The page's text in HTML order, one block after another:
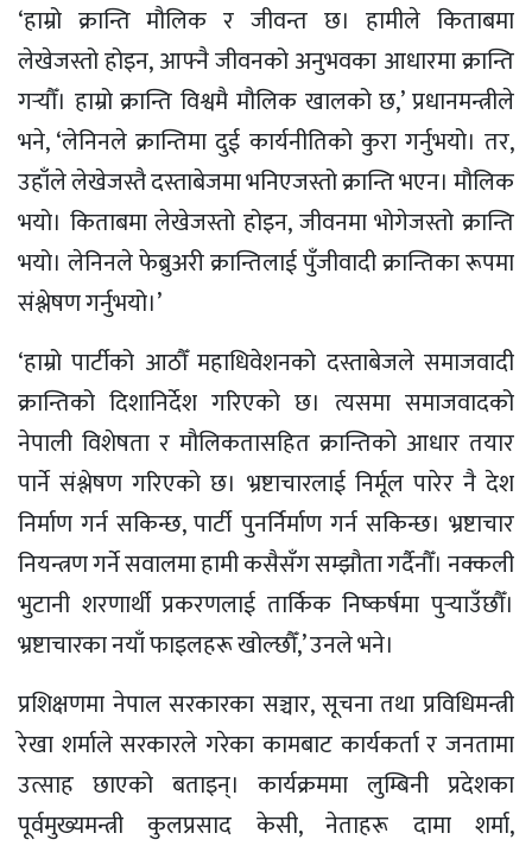
‘हाम्रो क्रान्ति मौलिक र जीवन्त छ। हामीले किताबमा
लेखेजस्तो होइन, आफ्नै जीवनको अनुभवका आधारमा क्रान्ति
गर्‍यौँ। हाम्रो क्रान्ति विश्वमै मौलिक खालको छ,’ प्रधानमन्त्रीले
भने, ‘लेनिनले क्रान्तिमा दुई कार्यनीतिको कुरा गर्नुभयो। तर,
उहाँले लेखेजस्तै दस्ताबेजमा भनिएजस्तो क्रान्ति भएन। मौलिक
भयो। किताबमा लेखेजस्तो होइन, जीवनमा भोगेजस्तो क्रान्ति
भयो। लेनिनले फेब्रुअरी क्रान्तिलाई पुँजीवादी क्रान्तिका रूपमा
संश्लेषण गर्नुभयो।’
‘हाम्रो पार्टीको आठौँ महाधिवेशनको दस्ताबेजले समाजवादी
क्रान्तिको दिशानिर्देश गरिएको छ। त्यसमा समाजवादको
नेपाली विशेषता र मौलिकतासहित क्रान्तिको आधार तयार
पार्ने संश्लेषण गरिएको छ। भ्रष्टाचारलाई निर्मूल पारेर नै देश
निर्माण गर्न सकिन्छ, पार्टी पुनर्निर्माण गर्न सकिन्छ। भ्रष्टाचार
नियन्त्रण गर्ने सवालमा हामी कसैसँग सम्झौता गर्दैनौँ। नक्कली
भुटानी शरणार्थी प्रकरणलाई तार्किक निष्कर्षमा पुर्‍याउँछौँ।
भ्रष्टाचारका नयाँ फाइलहरू खोल्छौँ,’ उनले भने।
प्रशिक्षणमा नेपाल सरकारका सञ्चार, सूचना तथा प्रविधिमन्त्री
रेखा शर्माले सरकारले गरेका कामबाट कार्यकर्ता र जनतामा
उत्साह छाएको बताइन्। कार्यक्रममा लुम्बिनी प्रदेशका
पूर्वमुख्यमन्त्री कुलप्रसाद केसी, नेताहरू दामा शर्मा,